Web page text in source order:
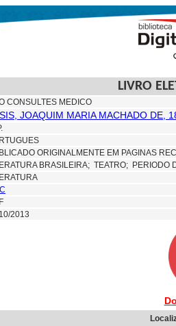
LIVRO
CONSULTES MEDICO
JOAQUIM MARIA MACHADO DE,
ORIGINALMENTE EM PAGINAS
BRASILEIRA; TEATRO; PERIODO
2013